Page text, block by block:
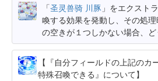
「圣灵兽骑 川豚 」をエクスト
喚する効果を発動し、その処
の空きが１つしかない場合、
【『自分フィールドの上記のカ
特殊召喚できる』について】